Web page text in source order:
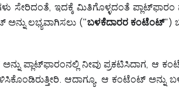
ಸೇರಿದಂತೆ, ಇದಕ್ಕೆ ಮಿತಿಗೊಳ್ಳದಂತೆ
ಲಭ್ಯವಾಗಿಸಲು ("ಬಳಕೆದಾರರ ಕಂಟೆಂಟ್‌")
ಪ್ಲಾಟ್‌ಫಾರಂನಲ್ಲಿ ನೀವು ಪ್ರಕಟಿಸಿದಾಗ, ಆ
ಆದಾಗ್ಯೂ, ಆ ಕಂಟೆಂಟ್